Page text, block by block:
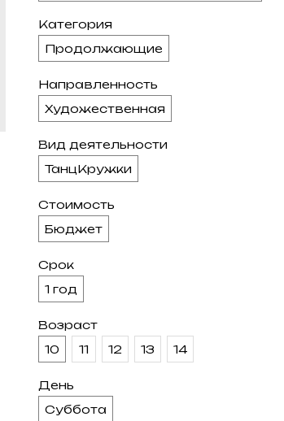
Категория
Продолжающие
Направленность
Художественная
Вид деятельности
ТанцКружки
Стоимость
Бюджет
Срок
1 год
Возраст
10
11 12 13 14
День
Суббота